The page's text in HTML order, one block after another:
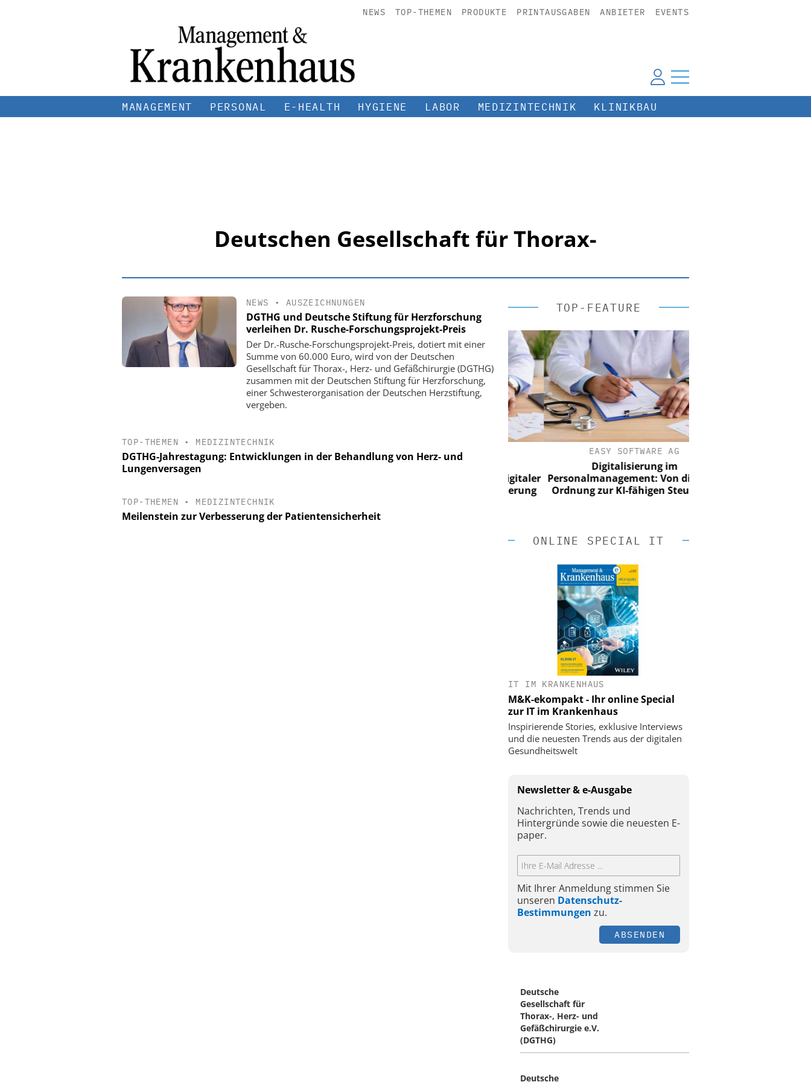
NEWS TOP-THEMEN PRODUKTE PRINTAUSGABEN ANBIETER EVENTS
MANAGEMENT PERSONAL E-HEALTH HYGIENE LABOR MEDIZINTECHNIK KLINIKBAU
Deutschen Gesellschaft für Thorax-
NEWS • AUSZEICHNUNGEN
DGTHG und Deutsche Stiftung für Herzforschung
verleihen Dr. Rusche-Forschungsprojekt-Preis
Der Dr.-Rusche-Forschungsprojekt-Preis, dotiert mit einer
Summe von 60.000 Euro, wird von der Deutschen
Gesellschaft für Thorax-, Herz- und Gefäßchirurgie (DGTHG)
zusammen mit der Deutschen Stiftung für Herzforschung,
einer Schwesterorganisation der Deutschen Herzstiftung,
vergeben.
TOP-THEMEN • MEDIZINTECHNIK
DGTHG-Jahrestagung: Entwicklungen in der Behandlung von Herz- und
Lungenversagen
TOP-THEMEN • MEDIZINTECHNIK
Meilenstein zur Verbesserung der Patientensicherheit
TOP-FEATURE
EASY SOFTWARE AG
Digitalisierung im
Personalmanagement: Von digitaler
EASY SOFTWARE AG
Digitalisierung im
Personalmanagement: Von digitaler
Ordnung zur KI-fähigen Steuerung
EASY SOFTWARE AG
Digitalisierung im
Personalmanagement: Von digitaler
Ordnung zur KI-fähigen Steuerung
ONLINE SPECIAL IT
IT IM KRANKENHAUS
M&K-ekompakt - Ihr online Special
zur IT im Krankenhaus
Inspirierende Stories, exklusive Interviews
und die neuesten Trends aus der digitalen
Gesundheitswelt
Newsletter & e-Ausgabe
Nachrichten, Trends und
Hintergründe sowie die neuesten E-
paper.
Mit Ihrer Anmeldung stimmen Sie
unseren Datenschutz-
Bestimmungen zu.
ABSENDEN
Deutsche
Gesellschaft für
Thorax-, Herz- und
Gefäßchirurgie e.V.
(DGTHG)
Deutsche